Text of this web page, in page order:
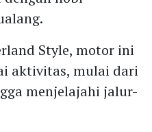
Style, motor ini
aktivitas, mulai dari
menjelajahi jalur-